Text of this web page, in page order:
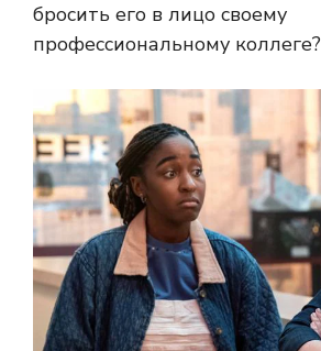
бросить его в лицо своему
профессиональному коллеге?